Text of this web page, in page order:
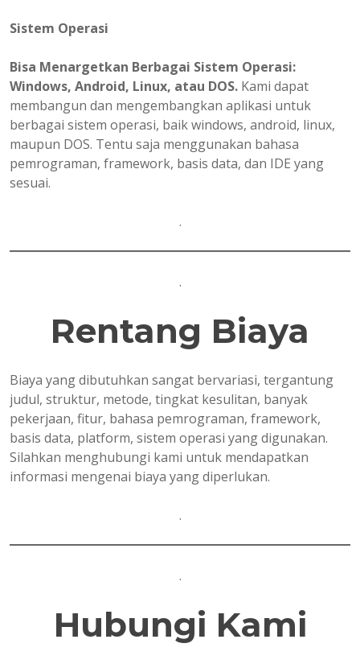
Sistem Operasi
Bisa Menargetkan Berbagai Sistem Operasi:
Windows, Android, Linux, atau DOS. Kami dapat
membangun dan mengembangkan aplikasi untuk
berbagai sistem operasi, baik windows, android, linux,
maupun DOS. Tentu saja menggunakan bahasa
pemrograman, framework, basis data, dan IDE yang
sesuai.
.
.
Rentang Biaya
Biaya yang dibutuhkan sangat bervariasi, tergantung
judul, struktur, metode, tingkat kesulitan, banyak
pekerjaan, fitur, bahasa pemrograman, framework,
basis data, platform, sistem operasi yang digunakan.
Silahkan menghubungi kami untuk mendapatkan
informasi mengenai biaya yang diperlukan.
.
.
Hubungi Kami